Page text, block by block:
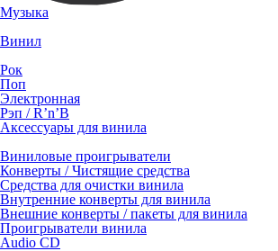
Музыка
Винил
Рок
Поп
Электронная
Рэп / R’n’B
Аксессуары для винила
Виниловые проигрыватели
Конверты / Чистящие средства
Средства для очистки винила
Внутренние конверты для винила
Внешние конверты / пакеты для винила
Проигрыватели винила
Audio CD